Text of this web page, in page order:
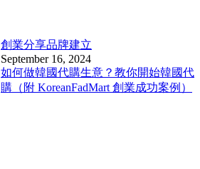
創業分享品牌建立
September 16, 2024
如何做韓國代購生意？教你開始韓國代
購（附 KoreanFadMart 創業成功案例）